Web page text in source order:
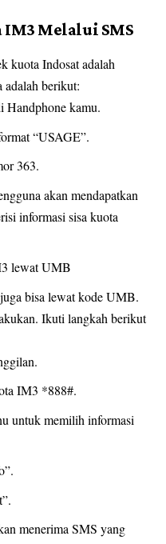
IM3 Melalui SMS
kuota Indosat adalah
adalah berikut:
Handphone kamu.
“USAGE”.
363.
akan mendapatkan
informasi sisa kuota
lewat UMB
bisa lewat kode UMB.
Ikuti langkah berikut
IM3 *888#.
untuk memilih informasi
menerima SMS yang